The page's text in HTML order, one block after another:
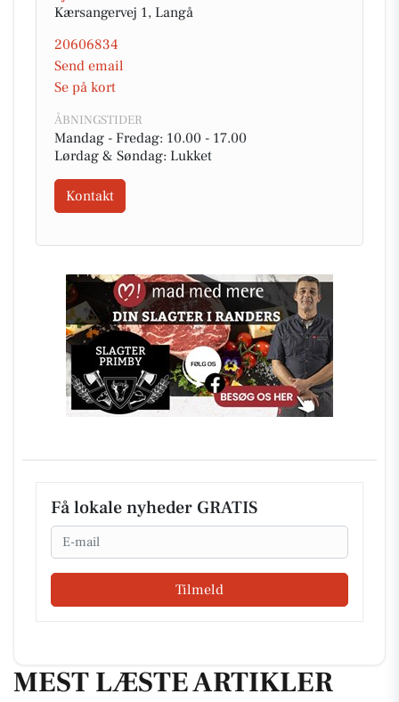
Kærsangervej 1, Langå
20606834
Send email
Se på kort
ÅBNINGSTIDER
Mandag - Fredag: 10.00 - 17.00
Lørdag & Søndag: Lukket
Kontakt
Få lokale nyheder GRATIS
Email
Tilmeld
MEST LÆSTE ARTIKLER